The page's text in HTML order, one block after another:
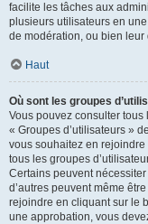
facilite les tâches aux
plusieurs utilisateurs en
de modération, ou bien
Haut
Où sont les groupes
Vous pouvez consulter
« Groupes d’utilisateurs »
vous souhaitez en
tous les groupes
Certains peuvent
d’autres peuvent même
rejoindre en cliquant sur le
une approbation, vous